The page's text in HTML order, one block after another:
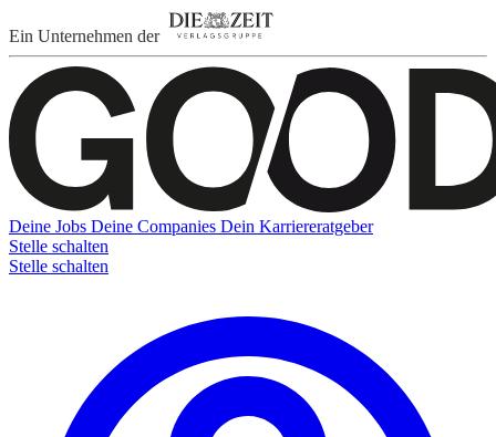
Ein Unternehmen der
Deine Jobs Deine Companies Dein Karriereratgeber
Stelle schalten
Stelle schalten